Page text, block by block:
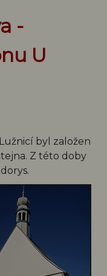
-
U
byl založen
Z této doby